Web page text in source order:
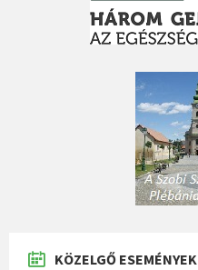
KÖZELGŐ ESEMÉNYEK